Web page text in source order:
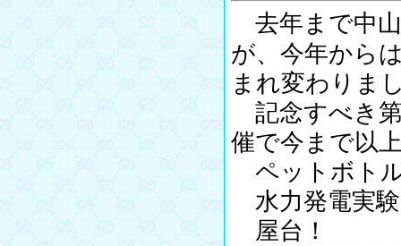
去年まで中
が、今年から
まれ変わりま
記念すべき
催で今まで以
ペットボト
水力発電実
屋台！